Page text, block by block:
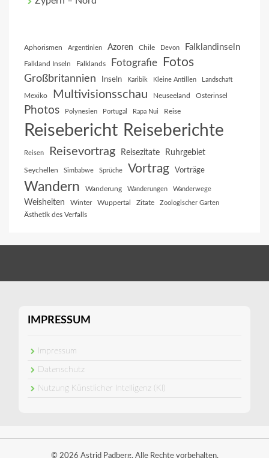
Aphorismen Argentinien Azoren Chile Devon Falklandinseln
Falkland Inseln Falklands Fotografie Fotos
Großbritannien Inseln Karibik Kleine Antillen Landschaft
Mexiko Multivisionsschau Neuseeland Osterinsel
Photos Polynesien Portugal Rapa Nui Reise
Reisebericht Reiseberichte
Reisen Reisevortrag Reisezitate Ruhrgebiet
Seychellen Simbabwe Sprüche Vortrag Vorträge
Wandern Wanderung Wanderungen Wanderwege
Weisheiten Winter Wuppertal Zitate Zoologischer Garten
Ästhetik des Verfalls
IMPRESSUM
Impressum
Datenschutz
Nutzung Künstlicher Intelligenz (KI)
© 2026 Astrid Padberg. Alle Rechte vorbehalten.